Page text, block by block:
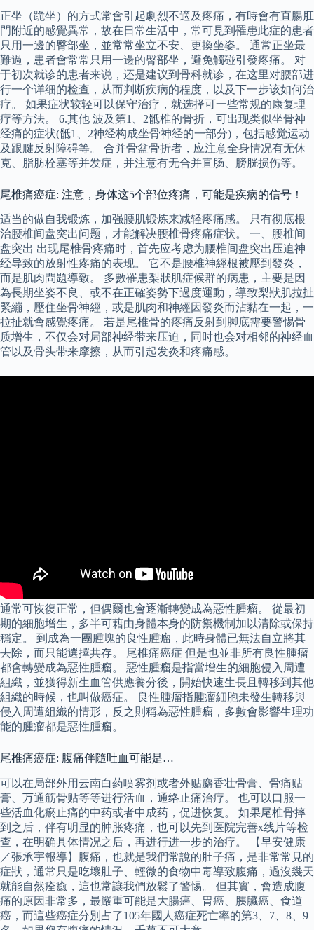
正坐（跪坐）的方式常會引起劇烈不適及疼痛，有時會有直腸肛
門附近的感覺異常，故在日常生活中，常可見到罹患此症的患者
只用一邊的臀部坐，並常常坐立不安、更換坐姿。 通常正坐最
難過，患者會常常只用一邊的臀部坐，避免觸碰引發疼痛。 对
于初次就诊的患者来说，还是建议到骨科就诊，在这里对腰部进
行一个详细的检查，从而判断疾病的程度，以及下一步该如何治
疗。 如果症状较轻可以保守治疗，就选择可一些常规的康复理
疗等方法。 6.其他 波及第1、2骶椎的骨折，可出现类似坐骨神
经痛的症状(骶1、2神经构成坐骨神经的一部分)，包括感觉运动
及跟腱反射障碍等。 合并骨盆骨折者，应注意全身情况有无休
克、脂肪栓塞等并发症，并注意有无合并直肠、膀胱损伤等。
尾椎痛癌症: 注意，身体这5个部位疼痛，可能是疾病的信号！
适当的做自我锻炼，加强腰肌锻炼来减轻疼痛感。 只有彻底根
治腰椎间盘突出问题，才能解决腰椎骨疼痛症状。 一、腰椎间
盘突出 出现尾椎骨疼痛时，首先应考虑为腰椎间盘突出压迫神
经导致的放射性疼痛的表现。 它不是腰椎神經根被壓到發炎，
而是肌肉問題導致。 多數罹患梨狀肌症候群的病患，主要是因
為長期坐姿不良、或不在正確姿勢下過度運動，導致梨狀肌拉扯
緊繃，壓住坐骨神經，或是肌肉和神經因發炎而沾黏在一起，一
拉扯就會感覺疼痛。 若是尾椎骨的疼痛反射到脚底需要警惕骨
质增生，不仅会对局部神经带来压迫，同时也会对相邻的神经血
管以及骨头带来摩擦，从而引起发炎和疼痛感。
通常可恢復正常，但偶爾也會逐漸轉變成為惡性腫瘤。 從最初
期的細胞增生，多半可藉由身體本身的防禦機制加以清除或保持
穩定。 到成為一團腫塊的良性腫瘤，此時身體已無法自立將其
去除，而只能選擇共存。 尾椎痛癌症 但是也並非所有良性腫瘤
都會轉變成為惡性腫瘤。 惡性腫瘤是指當增生的細胞侵入周遭
組織，並獲得新生血管供應養分後，開始快速生長且轉移到其他
組織的時候，也叫做癌症。 良性腫瘤指腫瘤細胞未發生轉移與
侵入周遭組織的情形，反之則稱為惡性腫瘤，多數會影響生理功
能的腫瘤都是惡性腫瘤。
尾椎痛癌症: 腹痛伴隨吐血可能是…
可以在局部外用云南白药喷雾剂或者外贴麝香壮骨膏、骨痛贴
膏、万通筋骨贴等等进行活血，通络止痛治疗。 也可以口服一
些活血化瘀止痛的中药或者中成药，促进恢复。 如果尾椎骨摔
到之后，伴有明显的肿胀疼痛，也可以先到医院完善x线片等检
查，在明确具体情况之后，再进行进一步的治疗。 【早安健康
／張承宇報導】腹痛，也就是我們常說的肚子痛，是非常常見的
症狀，通常只是吃壞肚子、輕微的食物中毒導致腹痛，過沒幾天
就能自然痊癒，這也常讓我們放鬆了警惕。 但其實，會造成腹
痛的原因非常多，最嚴重可能是大腸癌、胃癌、胰臟癌、食道
癌，而這些癌症分別占了105年國人癌症死亡率的第3、7、8、9